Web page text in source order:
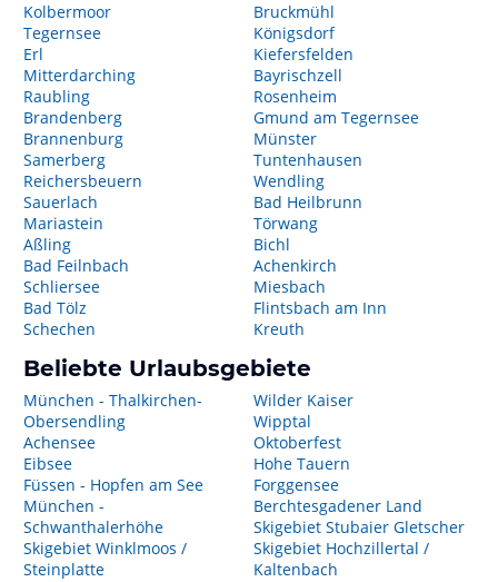
Kolbermoor
Tegernsee
Erl
Mitterdarching
Raubling
Brandenberg
Brannenburg
Samerberg
Reichersbeuern
Sauerlach
Mariastein
Aßling
Bad Feilnbach
Schliersee
Bad Tölz
Schechen
Bruckmühl
Königsdorf
Kiefersfelden
Bayrischzell
Rosenheim
Gmund am Tegernsee
Münster
Tuntenhausen
Wendling
Bad Heilbrunn
Törwang
Bichl
Achenkirch
Miesbach
Flintsbach am Inn
Kreuth
Beliebte Urlaubsgebiete
München - Thalkirchen-
Obersendling
Achensee
Eibsee
Füssen - Hopfen am See
München -
Schwanthalerhöhe
Skigebiet Winklmoos /
Steinplatte
Wilder Kaiser
Wipptal
Oktoberfest
Hohe Tauern
Forggensee
Berchtesgadener Land
Skigebiet Stubaier Gletscher
Skigebiet Hochzillertal /
Kaltenbach